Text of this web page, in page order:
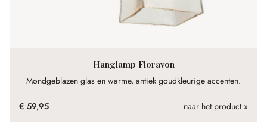
Hanglamp Floravon
Mondgeblazen glas en warme, antiek goudkleurige accenten.
€ 59,95 naar het product »